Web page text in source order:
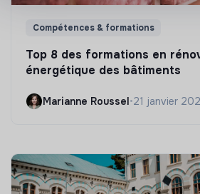
Compétences & formations
Top 8 des formations en
énergétique des bâtiments
Marianne Roussel•21 janvier